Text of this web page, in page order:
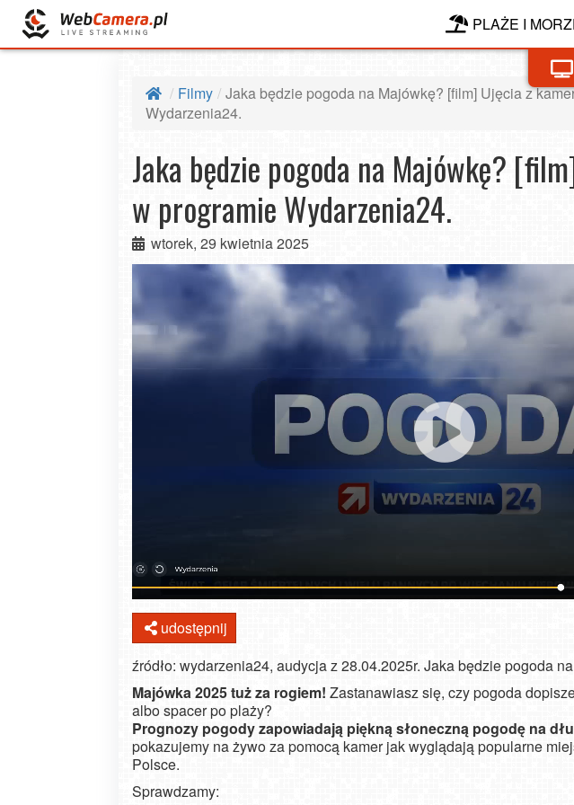
PLAŻE I
Filmy
Jaka będzie pogoda na Majówkę? [film] Ujęcia z
Wydarzenia24.
Jaka będzie pogoda na Majówkę?
w programie Wydarzenia24.
wtorek, 29 kwietnia 2025
udostępnij
źródło: wydarzenia24, audycja z 28.04.2025r. Jaka będzie pogoda
Majówka 2025 tuż za rogiem! Zastanawiasz się, czy pogoda
albo spacer po plaży?
Prognozy pogody zapowiadają piękną słoneczną pogodę na
pokazujemy na żywo za pomocą kamer jak wyglądają popularne
Polsce.
Sprawdzamy:
Zakopane -